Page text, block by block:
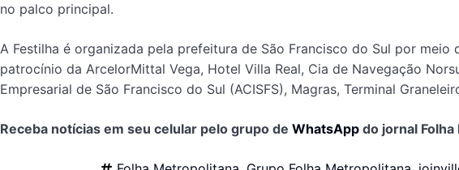
no palco principal.
A Festilha é organizada pela prefeitura de São Francisco do Sul por
patrocínio da ArcelorMittal Vega, Hotel Villa Real, Cia de Navegação
Empresarial de São Francisco do Sul (ACISFS), Magras, Terminal
Receba notícias em seu celular pelo grupo de WhatsApp do jornal